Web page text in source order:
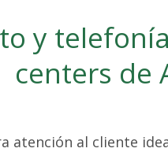
y
centers de
atención al cliente